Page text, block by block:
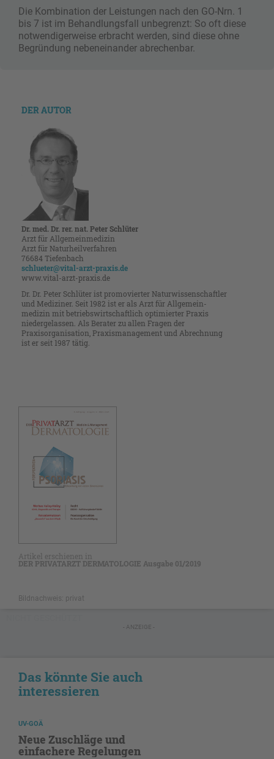
Die Kombination der Leistungen nach den GO-Nrn. 1
bis 7 ist im Behandlungsfall unbegrenzt: So oft diese
notwendigerweise erbracht werden, sind diese ohne
Begründung nebeneinander abrechenbar.
DER AUTOR
Dr. med. Dr. rer. nat. Peter Schlüter
Arzt für Allgemeinmedizin
Arzt für Naturheilverfahren
76684 Tiefenbach
schlueter@vital-arzt-praxis.de
www.vital-arzt-praxis.de
Dr. Dr. Peter Schlüter ist promo­vierter Naturwissenschaftler
und ­Mediziner. Seit 1982 ist er als Arzt für Allgemein­
medizin mit betriebs­­wirtschaftlich ­opti­mierter Praxis
nieder­gelassen. Als Berater zu allen ­Fragen der
Praxisorganisation, Praxis­manage­­ment und ­Abrechnung
ist er seit 1987 tätig.
Artikel erschienen in
DER PRIVATARZT DERMATOLOGIE Ausgabe 01/2019
Bildnachweis: privat
- ANZEIGE -
Das könnte Sie auch
interessieren
UV-GOÄ
Neue Zuschläge und
einfachere Regelungen